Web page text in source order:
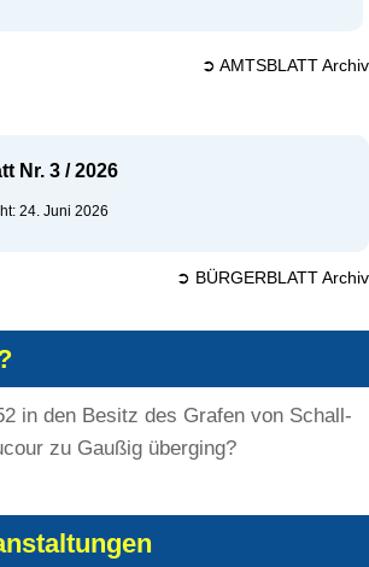
➲ AMTSBLATT Archiv
Nr. 3 / 2026
24. Juni 2026
➲ BÜRGERBLATT Archiv
in den Besitz des Grafen von Schall-
zu Gaußig überging?